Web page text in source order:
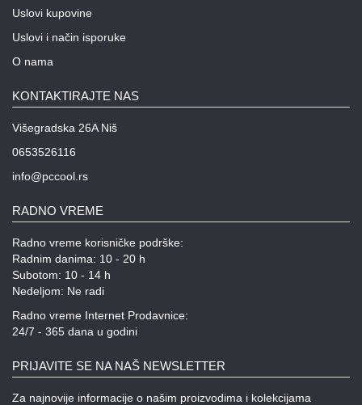
Uslovi kupovine
Uslovi i način isporuke
O nama
KONTAKTIRAJTE NAS
Višegradska 26A Niš
0653526116
info@pccool.rs
RADNO VREME
Radno vreme korisničke podrške:
Radnim danima: 10 - 20 h
Subotom: 10 - 14 h
Nedeljom: Ne radi
Radno vreme Internet Prodavnice:
24/7 - 365 dana u godini
PRIJAVITE SE NA NAŠ NEWSLETTER
Za najnovije informacije o našim proizvodima i kolekcijama